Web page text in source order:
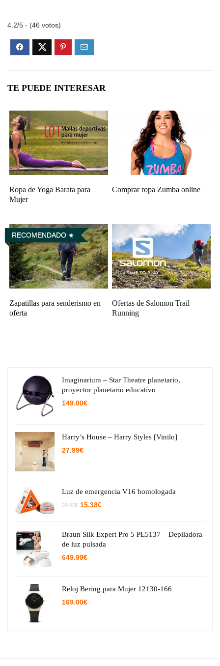
4.2/5 - (46 votos)
TE PUEDE INTERESAR
Ropa de Yoga Barata para
Mujer
Comprar ropa Zumba online
RECOMENDADO
Zapatillas para senderismo en
oferta
Ofertas de Salomon Trail
Running
Imaginarium – Star Theatre planetario,
proyector planetario educativo
149.00€
Harry’s House – Harry Styles [Vinilo]
27.99€
Luz de emergencia V16 homologada
29.95€ El
29.95€.
15.38€El
15.38€.
Braun Silk Expert Pro 5 PL5137 – Depiladora
de luz pulsada
649.99€
Reloj Bering para Mujer 12130-166
169.00€